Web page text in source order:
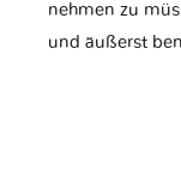
nehmen zu
und äußerst